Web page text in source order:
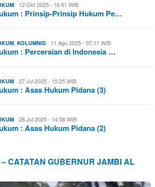
12 Okt 2025 - 16:51 WIB
: Prinsip-Prinsip Hukum Pe…
KOLUMNIS 11 Agu 2025 - 07:11 WIB
: Perceraian di Indonesia …
27 Jul 2025 - 15:25 WIB
: Asas Hukum Pidana (3)
26 Jul 2025 - 14:58 WIB
: Asas Hukum Pidana (2)
CATATAN GUBERNUR JAMBI AL